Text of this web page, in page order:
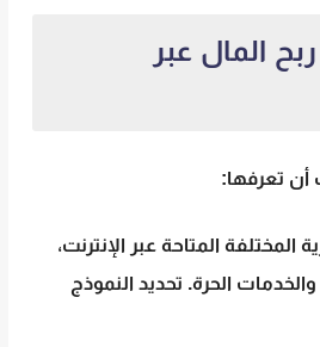
المال عبر
أن تعرفها:
المتاحة عبر الإنترنت،
والخدمات الحرة. تحديد النموذج